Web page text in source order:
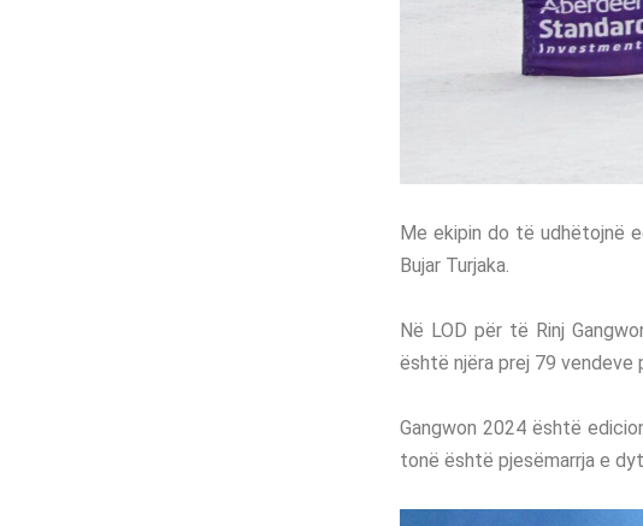
Me ekipin do të udhëtojnë
Bujar Turjaka.
Në LOD për të Rinj
është njëra prej 79 vendeve
Gangwon 2024 është
tonë është pjesëmarrja e